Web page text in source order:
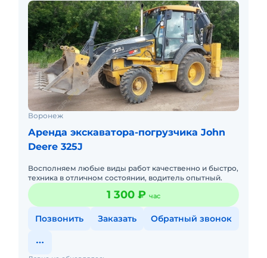
Воронеж
Аренда экскаватора-погрузчика John
Deere 325J
Восполняем любые виды работ качественно и быстро,
техника в отличном состоянии, водитель опытный.
1 300 ₽ час
Позвонить Заказать Обратный звонок